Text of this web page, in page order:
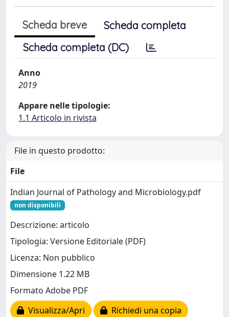
Scheda breve
Scheda completa
Scheda completa (DC)
Anno
2019
Appare nelle tipologie:
1.1 Articolo in rivista
File in questo prodotto:
File
Indian Journal of Pathology and Microbiology.pdf
non disponibili
Descrizione: articolo
Tipologia: Versione Editoriale (PDF)
Licenza: Non pubblico
Dimensione 1.22 MB
Formato Adobe PDF
Visualizza/Apri
Richiedi una copia